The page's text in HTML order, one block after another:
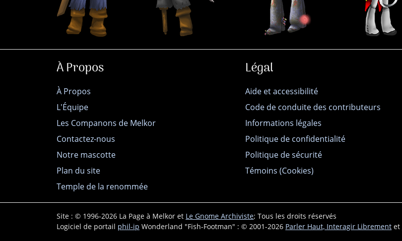
À Propos
À Propos
L'Équipe
Les Companons de Melkor
Contactez-nous
Notre mascotte
Plan du site
Temple de la renommée
Légal
Aide et accessibilité
Code de conduite des contributeurs
Informations légales
Politique de confidentialité
Politique de sécurité
Témoins (Cookies)
Site : © 1996-2026 La Page à Melkor et Le Gnome Archiviste; Tous les droits réservés
Logiciel de portail phil-ip Wonderland "Fish-Footman" : © 2001-2026 Parler Haut, Interagir Librement et